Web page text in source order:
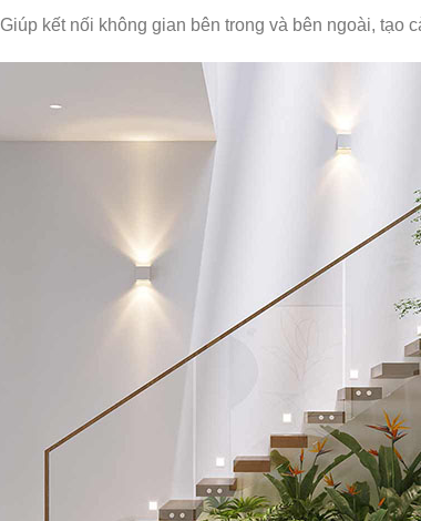
Giúp kết nối không gian bên trong và bên ngoài, tạo